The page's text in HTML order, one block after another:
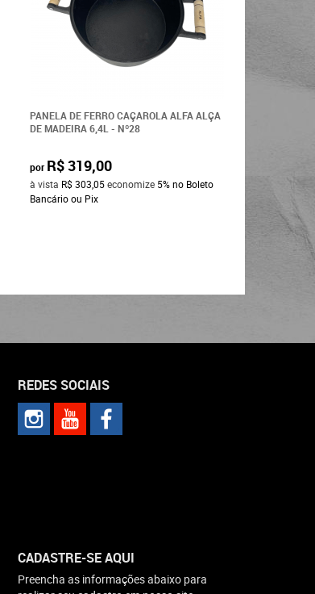
PANELA DE FERRO CAÇAROLA ALFA ALÇA
DE MADEIRA 6,4L - Nº28
por R$ 319,00
à vista R$ 303,05economize 5% no Boleto
Bancário ou Pix
à vista
Bancário
REDES SOCIAIS
CADASTRE-SE AQUI
Preencha as informações abaixo para